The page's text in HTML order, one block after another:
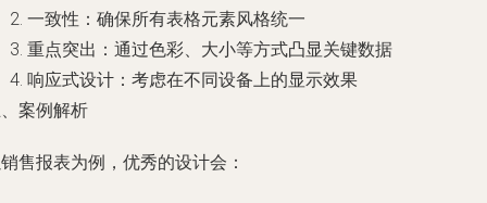
一致性：确保所有表格元素风格统一
重点突出：通过色彩、大小等方式凸显关键数据
响应式设计：考虑在不同设备上的显示效果
案例解析
售报表为例，优秀的设计会：